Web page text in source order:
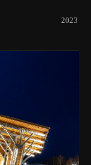
2023